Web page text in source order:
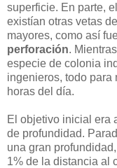
superficie. En parte,
existían otras vetas
mayores, como así
perforación.
especie de colonia
ingenieros, todo para
horas del día.
El objetivo inicial era
de profundidad.
una gran
1% de la distancia al